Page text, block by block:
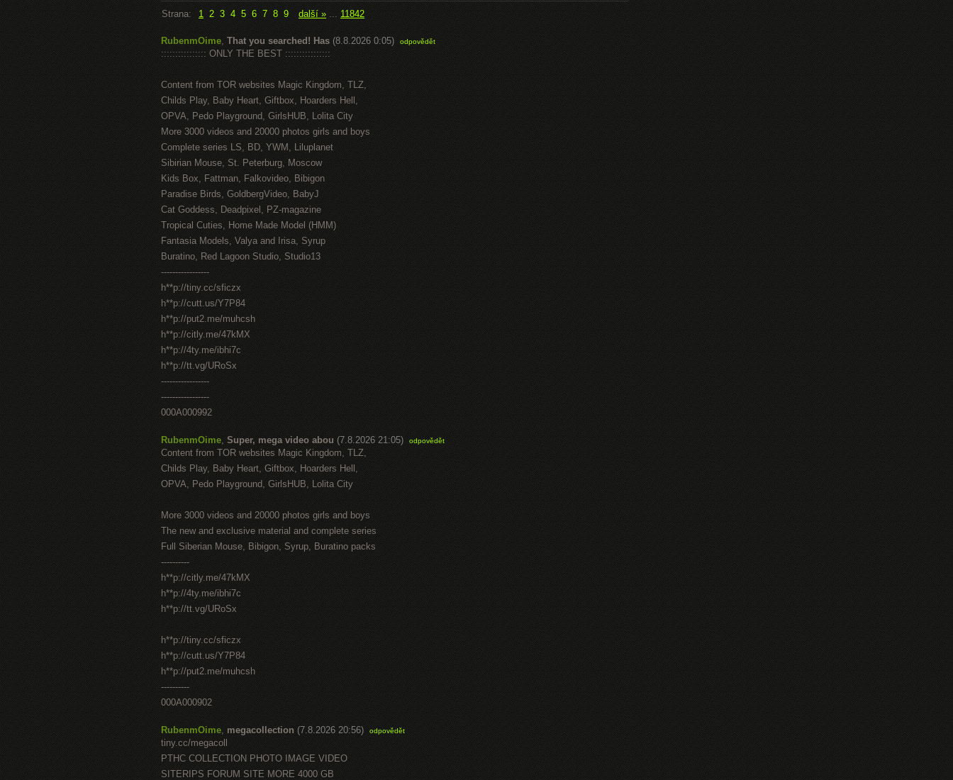
Strana: 1 2 3 4 5 6 7 8 9 další » ... 11842
RubenmOime, That you searched! Has (8.8.2026 0:05) odpovědět
:::::::::::::::: ONLY THE BEST ::::::::::::::::
Content from TOR websites Magic Kingdom, TLZ,
Childs Play, Baby Heart, Giftbox, Hoarders Hell,
OPVA, Pedo Playground, GirlsHUB, Lolita City
More 3000 videos and 20000 photos girls and boys
Complete series LS, BD, YWM, Liluplanet
Sibirian Mouse, St. Peterburg, Moscow
Kids Box, Fattman, Falkovideo, Bibigon
Paradise Birds, GoldbergVideo, BabyJ
Cat Goddess, Deadpixel, PZ-magazine
Tropical Cuties, Home Made Model (HMM)
Fantasia Models, Valya and Irisa, Syrup
Buratino, Red Lagoon Studio, Studio13
-----------------
h**p://tiny.cc/sficzx
h**p://cutt.us/Y7P84
h**p://put2.me/muhcsh
h**p://citly.me/47kMX
h**p://4ty.me/ibhi7c
h**p://tt.vg/URoSx
-----------------
-----------------
000A000992
RubenmOime, Super, mega video abou (7.8.2026 21:05) odpovědět
Content from TOR websites Magic Kingdom, TLZ,
Childs Play, Baby Heart, Giftbox, Hoarders Hell,
OPVA, Pedo Playground, GirlsHUB, Lolita City
More 3000 videos and 20000 photos girls and boys
The new and exclusive material and complete series
Full Siberian Mouse, Bibigon, Syrup, Buratino packs
----------
h**p://citly.me/47kMX
h**p://4ty.me/ibhi7c
h**p://tt.vg/URoSx
h**p://tiny.cc/sficzx
h**p://cutt.us/Y7P84
h**p://put2.me/muhcsh
----------
000A000902
RubenmOime, megacollection (7.8.2026 20:56) odpovědět
tiny.cc/megacoll
PTHC COLLECTION PHOTO IMAGE VIDEO
SITERIPS FORUM SITE MORE 4000 GB